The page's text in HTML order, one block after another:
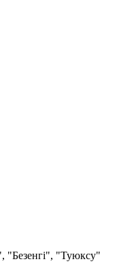
"Безенгі", "Туюксу"